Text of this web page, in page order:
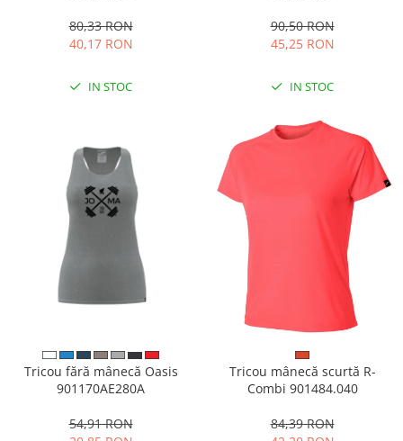
80,33 RON
40,17 RON
IN STOC
90,50 RON
45,25 RON
IN STOC
Tricou fără mânecă Oasis
901170AE280A
54,91 RON
Tricou mânecă scurtă R-
Combi 901484.040
84,39 RON